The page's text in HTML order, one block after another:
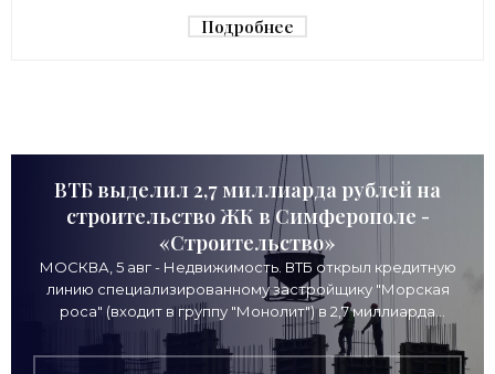
Подробнее
ВТБ выделил 2,7 миллиарда рублей на
строительство ЖК в Симферополе -
«Строительство»
МОСКВА, 5 авг - Недвижимость. ВТБ открыл кредитную
линию специализированному застройщику "Морская
роса" (входит в группу "Монолит") в 2,7 миллиарда
рублей для